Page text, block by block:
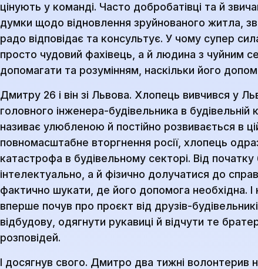
цінують у команді. Часто добробатівці та й
думки щодо відновлення зруйнованого житла,
радо відповідає та консультує. У чому супер
просто чудовий фахівець, а й людина з чуйним
допомагати та розумінням, наскільки його
Дмитру 26 і він зі Львова. Хлопець вивчився у
головного інженера-будівельника в
називає улюбленою й постійно розвивається в
повномасштабне вторгнення росії, хлопець
катастрофа в будівельному секторі. Від
інтелектуально, а й фізично долучатися до
фактично шукати, де його допомога необхідна.
вперше почув про проєкт від друзів-
відбудову, одягнути рукавиці й відчути те
розповідей.
І досягнув свого. Дмитро два тижні волонтерив